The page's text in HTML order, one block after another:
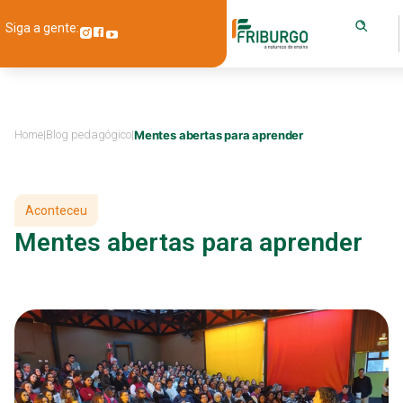
Siga a gente:
Home|Blog pedagógico|Mentes abertas para aprender
Aconteceu
Mentes abertas para aprender